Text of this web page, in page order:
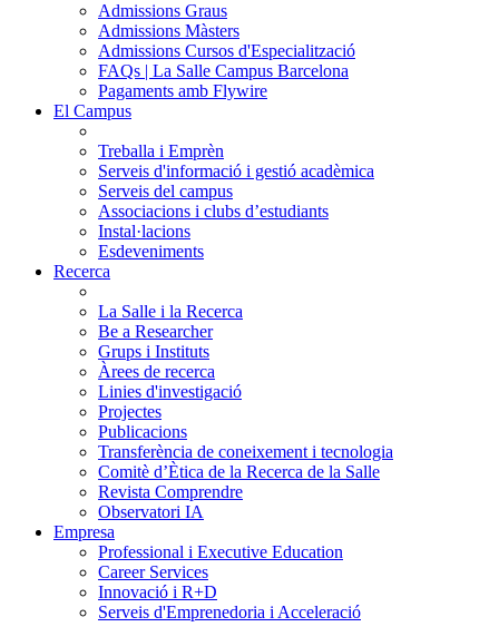
Admissions Graus
Admissions Màsters
Admissions Cursos d'Especialització
FAQs | La Salle Campus Barcelona
Pagaments amb Flywire
El Campus
Treballa i Emprèn
Serveis d'informació i gestió acadèmica
Serveis del campus
Associacions i clubs d’estudiants
Instal·lacions
Esdeveniments
Recerca
La Salle i la Recerca
Be a Researcher
Grups i Instituts
Àrees de recerca
Linies d'investigació
Projectes
Publicacions
Transferència de coneixement i tecnologia
Comitè d’Ètica de la Recerca de la Salle
Revista Comprendre
Observatori IA
Empresa
Professional i Executive Education
Career Services
Innovació i R+D
Serveis d'Emprenedoria i Acceleració